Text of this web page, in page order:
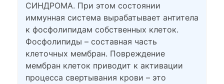
СИНДРОМА. При этом состоянии
иммунная система вырабатывает антитела
к фосфолипидам собственных клеток.
Фосфолипиды – составная часть
клеточных мембран. Повреждение
мембран клеток приводит к активации
процесса свертывания крови – это